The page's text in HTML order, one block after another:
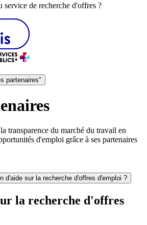
service de recherche d'offres ?
partenaires"
transparence du marché du travail en
d'emploi grâce à ses partenaires
d'aide sur la recherche d'offres d'emploi ?
la recherche d'offres